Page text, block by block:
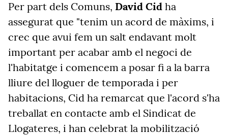
Per part dels Comuns, David Cid ha
assegurat que "tenim un acord de màxims, i
crec que avui fem un salt endavant molt
important per acabar amb el negoci de
l'habitatge i comencem a posar fi a la barra
lliure del lloguer de temporada i per
habitacions, Cid ha remarcat que l'acord s'ha
treballat en contacte amb el Sindicat de
Llogateres, i han celebrat la mobilització